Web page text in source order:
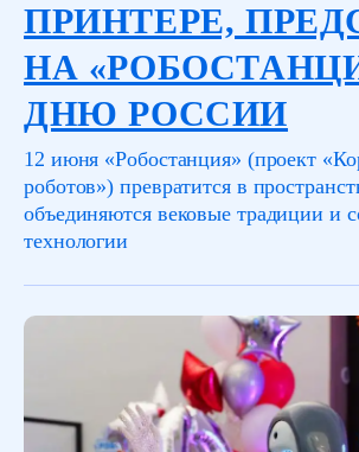
ПРИНТЕРЕ,
НА
ДНЮ РОССИИ
12 июня «Робостанция» (проект
роботов») превратится в
объединяются вековые традиции и
технологии